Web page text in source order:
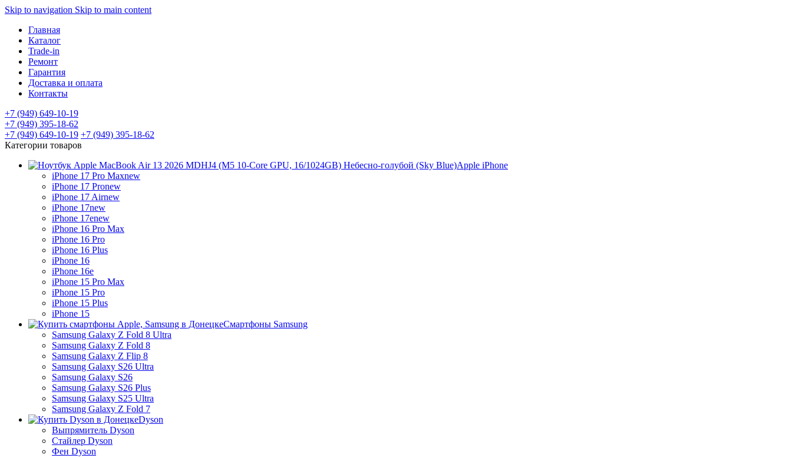
Skip to navigation Skip to main content
Главная
Каталог
Trade-in
Ремонт
Гарантия
Доставка и оплата
Контакты
+7 (949) 649-10-19
+7 (949) 395-18-62
+7 (949) 649-10-19 +7 (949) 395-18-62
Категории товаров
Apple iPhone
iPhone 17 Pro Maxnew
iPhone 17 Pronew
iPhone 17 Airnew
iPhone 17new
iPhone 17enew
iPhone 16 Pro Max
iPhone 16 Pro
iPhone 16 Plus
iPhone 16
iPhone 16e
iPhone 15 Pro Max
iPhone 15 Pro
iPhone 15 Plus
iPhone 15
Смартфоны Samsung
Samsung Galaxy Z Fold 8 Ultra
Samsung Galaxy Z Fold 8
Samsung Galaxy Z Flip 8
Samsung Galaxy S26 Ultra
Samsung Galaxy S26
Samsung Galaxy S26 Plus
Samsung Galaxy S25 Ultra
Samsung Galaxy Z Fold 7
Dyson
Выпрямитель Dyson
Стайлер Dyson
Фен Dyson